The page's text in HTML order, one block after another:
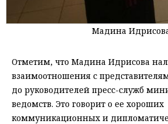
Мадина
Отметим, что Мадина Идрисова
взаимоотношения с
до руководителей пресс-служб
ведомств. Это говорит о ее хороших
коммуникационных и